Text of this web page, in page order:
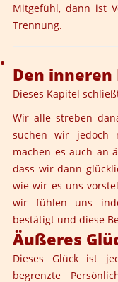
Mitgefühl, dann ist
Trennung.
Den
Dieses Kapitel
Wir alle streben
suchen wir jedoch
machen es auch an
dass wir dann
wie wir es uns
wir fühlen uns
bestätigt und diese
Äußeres
Dieses Glück ist
begrenzte